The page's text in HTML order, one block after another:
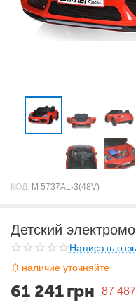
КОД: M 5737AL-3(48V)
Детский
Написать
наличие уточняйте
87 487
61 241грн